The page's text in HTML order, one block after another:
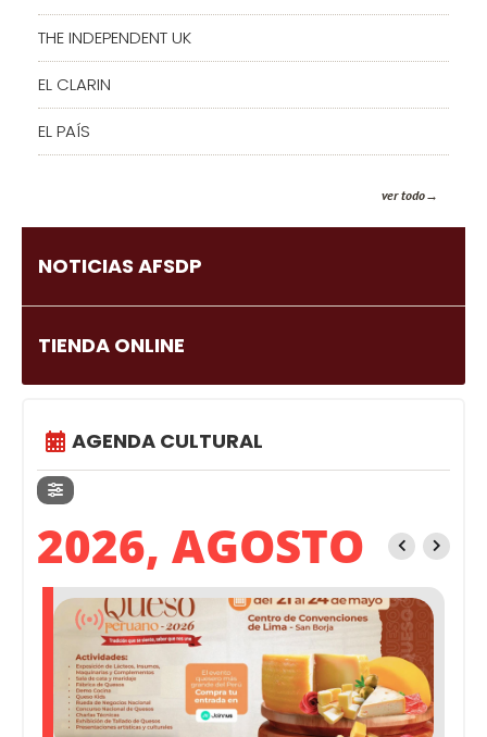
THE INDEPENDENT UK
EL CLARIN
EL PAÍS
ver todo
NOTICIAS AFSDP
TIENDA ONLINE
AGENDA CULTURAL
2026, AGOSTO